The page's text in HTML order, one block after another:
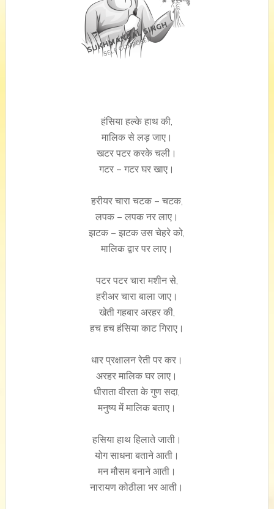
हंसिया हल्के हाथ की,
मालिक से लड़ जाए।
खटर पटर करके चली।
गटर – गटर घर खाए।
हरीयर चारा चटक – चटक,
लपक – लपक नर लाए।
झटक – झटक उस चेहरे को,
मालिक द्वार पर लाए।
पटर पटर चारा मशीन से,
हरीअर चारा बाला जाए।
खेती गहबार अरहर की,
हच हच हंसिया काट गिराए।
धार प्रक्षालन रेती पर कर।
अरहर मालिक घर लाए।
धीराता वीरता के गुण सदा,
मनुष्य में मालिक बताए।
हसिया हाथ हिलाते जाती।
योग साधना बताने आती।
मन मौसम बनाने आती।
नारायण कोठीला भर आती।